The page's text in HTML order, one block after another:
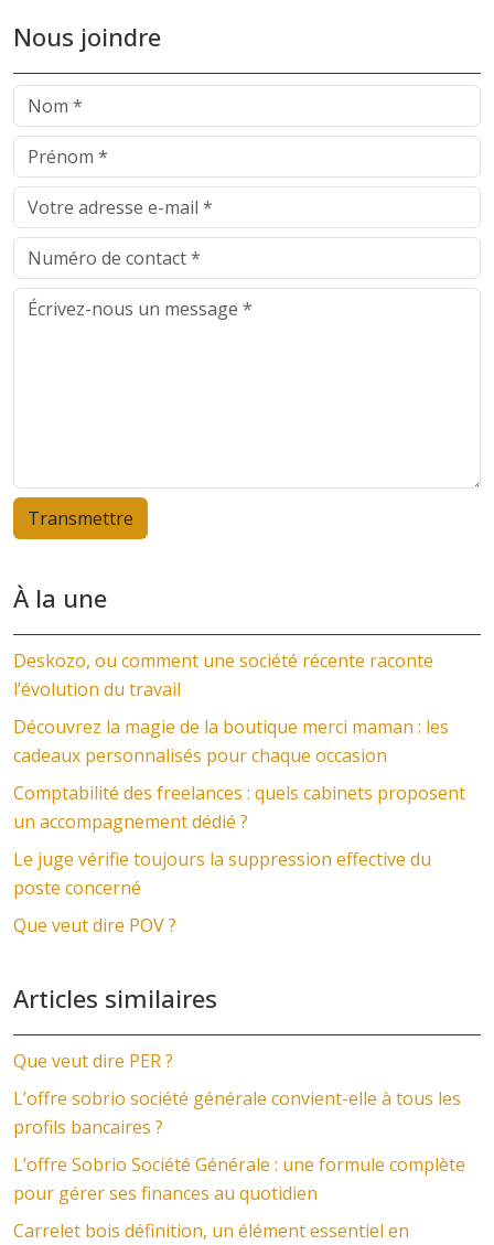
Nous joindre
À la une
Deskozo, ou comment une société récente raconte
l’évolution du travail
Découvrez la magie de la boutique merci maman : les
cadeaux personnalisés pour chaque occasion
Comptabilité des freelances : quels cabinets proposent
un accompagnement dédié ?
Le juge vérifie toujours la suppression effective du
poste concerné
Que veut dire POV ?
Articles similaires
Que veut dire PER ?
L’offre sobrio société générale convient-elle à tous les
profils bancaires ?
L’offre Sobrio Société Générale : une formule complète
pour gérer ses finances au quotidien
Carrelet bois définition, un élément essentiel en